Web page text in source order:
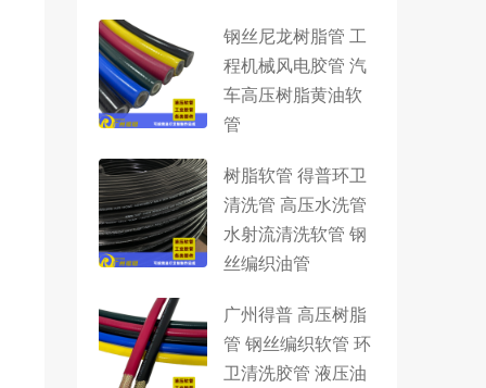
钢丝尼龙树脂管 工
程机械风电胶管 汽
车高压树脂黄油软
管
树脂软管 得普环卫
清洗管 高压水洗管
水射流清洗软管 钢
丝编织油管
广州得普 高压树脂
管 钢丝编织软管 环
卫清洗胶管 液压油